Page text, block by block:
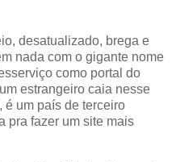
desatualizado, brega e
nada com o gigante nome
como portal do
estrangeiro caia nesse
é um país de terceiro
pra fazer um site mais